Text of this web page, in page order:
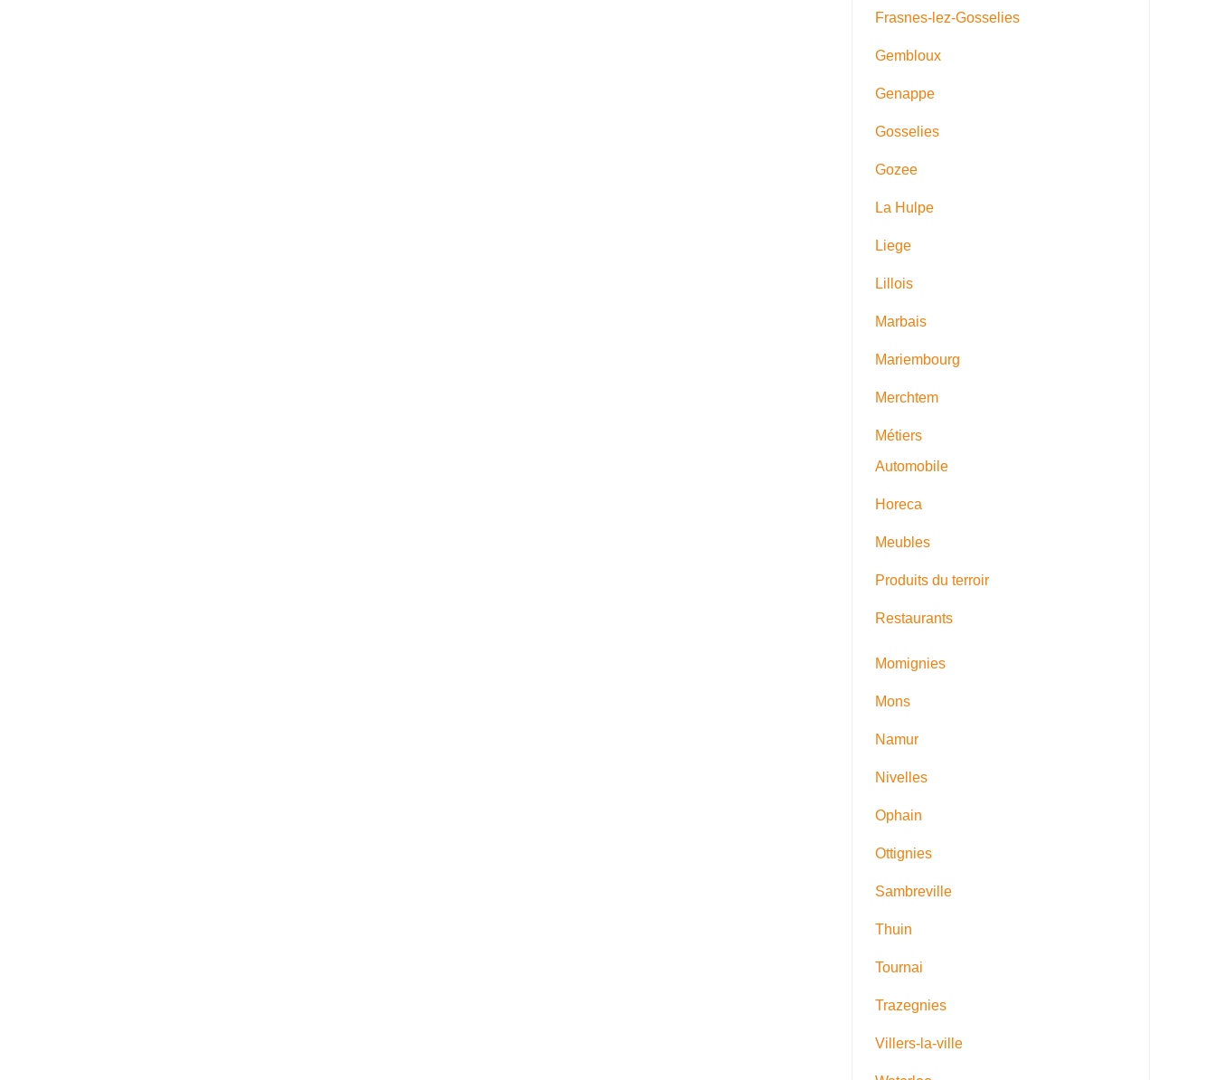
Frasnes-lez-Gosselies
Gembloux
Genappe
Gosselies
Gozee
La Hulpe
Liege
Lillois
Marbais
Mariembourg
Merchtem
Métiers
Automobile
Horeca
Meubles
Produits du terroir
Restaurants
Momignies
Mons
Namur
Nivelles
Ophain
Ottignies
Sambreville
Thuin
Tournai
Trazegnies
Villers-la-ville